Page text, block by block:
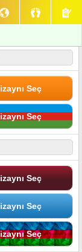
Seç
Seç
Seç
Seç
Seç